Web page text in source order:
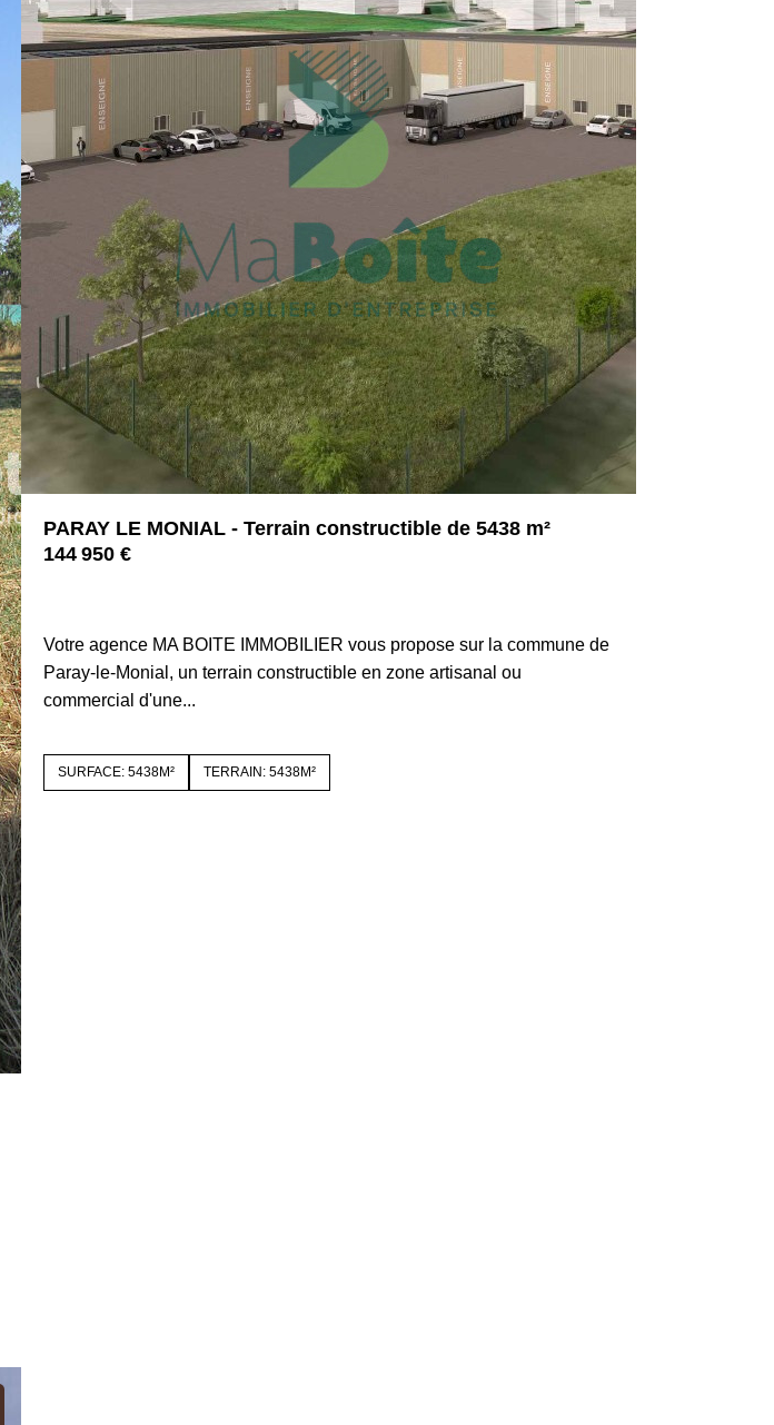
PARAY LE MONIAL - Terrain constructible de 5438 m²
144 950 €
Votre agence MA BOITE IMMOBILIER vous propose sur la commune de
Paray-le-Monial, un terrain constructible en zone artisanal ou
commercial d'une...
SURFACE: 5438M² TERRAIN: 5438M²